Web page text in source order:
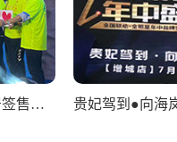
林俊呈&六盘水喜临门床垫家居签售会圆满落幕